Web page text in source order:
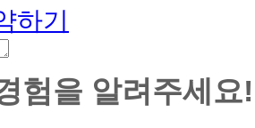
하기
험을 알려주세요!